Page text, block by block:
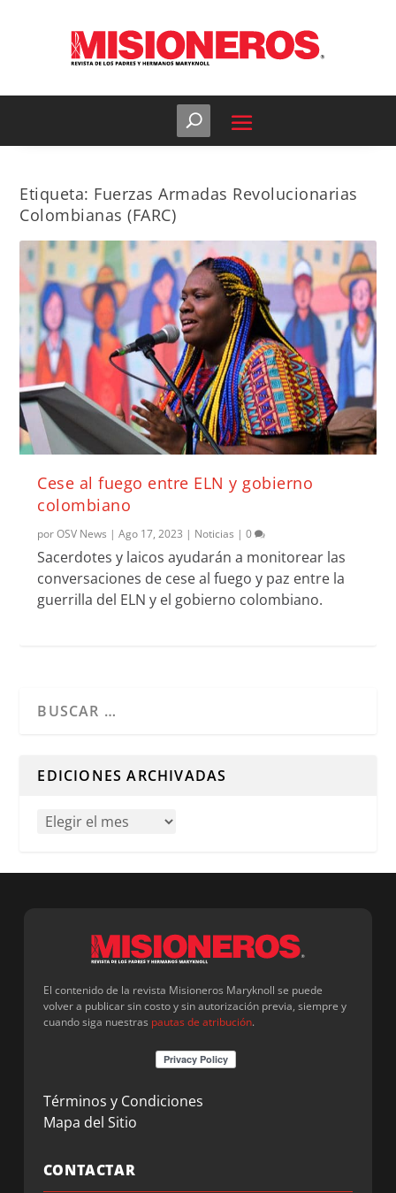
Etiqueta: Fuerzas Armadas Revolucionarias
Colombianas (FARC)
Cese al fuego entre ELN y gobierno
colombiano
porOSV News |Ago 17, 2023 | Noticias |0
Sacerdotes y laicos ayudarán a monitorear las
conversaciones de cese al fuego y paz entre la
guerrilla del ELN y el gobierno colombiano.
EDICIONES ARCHIVADAS
El contenido de la revista Misioneros Maryknoll se puede
volver a publicar sin costo y sin autorización previa, siempre y
cuando siga nuestras pautas de atribución.
Términos y Condiciones
Mapa del Sitio
CONTACTAR